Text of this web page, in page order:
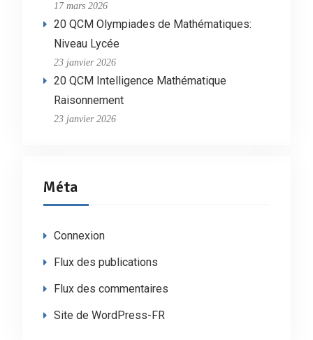
17 mars 2026
20 QCM Olympiades de Mathématiques:
Niveau Lycée
23 janvier 2026
20 QCM Intelligence Mathématique
Raisonnement
23 janvier 2026
Méta
Connexion
Flux des publications
Flux des commentaires
Site de WordPress-FR